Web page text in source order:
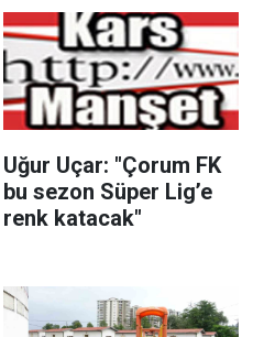
Uğur Uçar: "Çorum FK
bu sezon Süper Lig’e
renk katacak"